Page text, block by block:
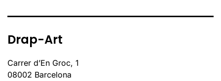
Drap-Art
Carrer d’En Groc, 1
08002 Barcelona